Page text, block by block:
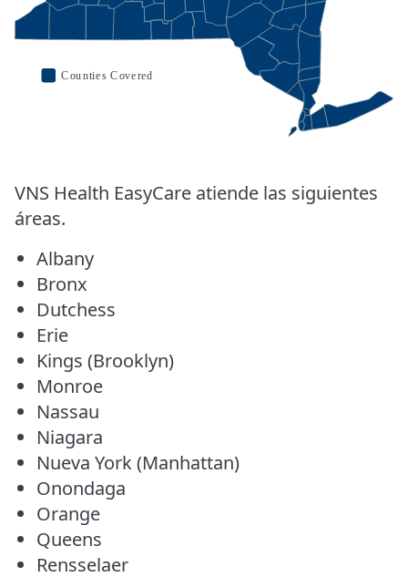
VNS Health EasyCare atiende las siguientes
áreas.
Albany
Bronx
Dutchess
Erie
Kings (Brooklyn)
Monroe
Nassau
Niagara
Nueva York (Manhattan)
Onondaga
Orange
Queens
Rensselaer